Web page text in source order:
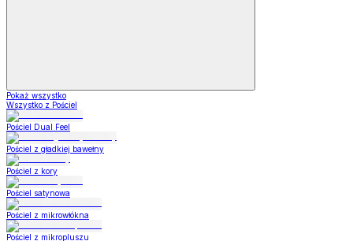
Pokaż wszystko
Wszystko z Pościel
Pościel Dual Feel
Pościel z gładkiej bawełny
Pościel z kory
Pościel satynowa
Pościel z mikrowłókna
Pościel z mikropluszu